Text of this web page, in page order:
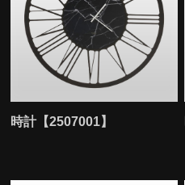
時計【2507001】